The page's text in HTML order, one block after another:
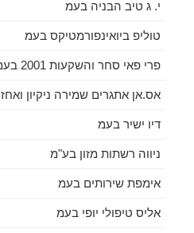
י. ג טיב הבניה בעמ
טוליפ ביואינפורמטיקס בעמ
פרי פאי סחר והשקעות 2001 בעמ
אס.אן אתגרים שמירה ניקיון ואחז
דיו ישיר בעמ
ניווה רשתות מזון בע"מ
אימפת שירותים בעמ
אליס טיפולי יופי בעמ